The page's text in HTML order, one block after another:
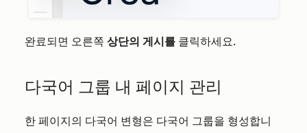
완료되면 오른쪽 상단의 게시를 클릭하세요.
다국어 그룹 내 페이지 관리
한 페이지의 다국어 변형은 다국어 그룹을 형성합니